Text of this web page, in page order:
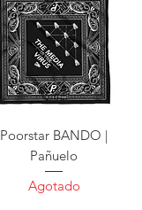
Poorstar BANDO |
Pañuelo
Agotado